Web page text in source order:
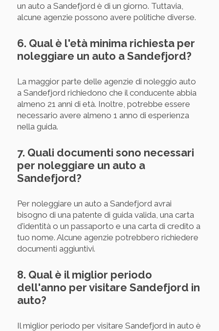
un auto a Sandefjord è di un giorno. Tuttavia,
alcune agenzie possono avere politiche diverse.
6. Qual è l'età minima richiesta per
noleggiare un auto a Sandefjord?
La maggior parte delle agenzie di noleggio auto
a Sandefjord richiedono che il conducente abbia
almeno 21 anni di età. Inoltre, potrebbe essere
necessario avere almeno 1 anno di esperienza
nella guida.
7. Quali documenti sono necessari
per noleggiare un auto a
Sandefjord?
Per noleggiare un auto a Sandefjord avrai
bisogno di una patente di guida valida, una carta
d'identità o un passaporto e una carta di credito a
tuo nome. Alcune agenzie potrebbero richiedere
documenti aggiuntivi.
8. Qual è il miglior periodo
dell'anno per visitare Sandefjord in
auto?
Il miglior periodo per visitare Sandefjord in auto è